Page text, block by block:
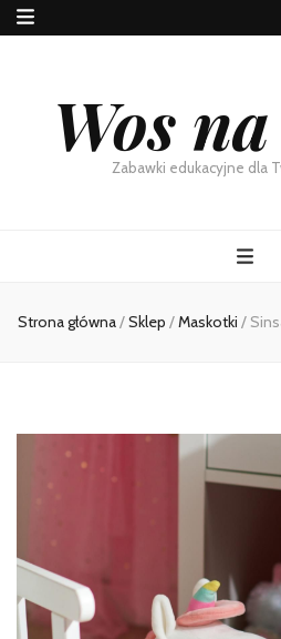
Wos
Zabawki edukacyjne dla
Strona główna/Sklep /Maskotki /